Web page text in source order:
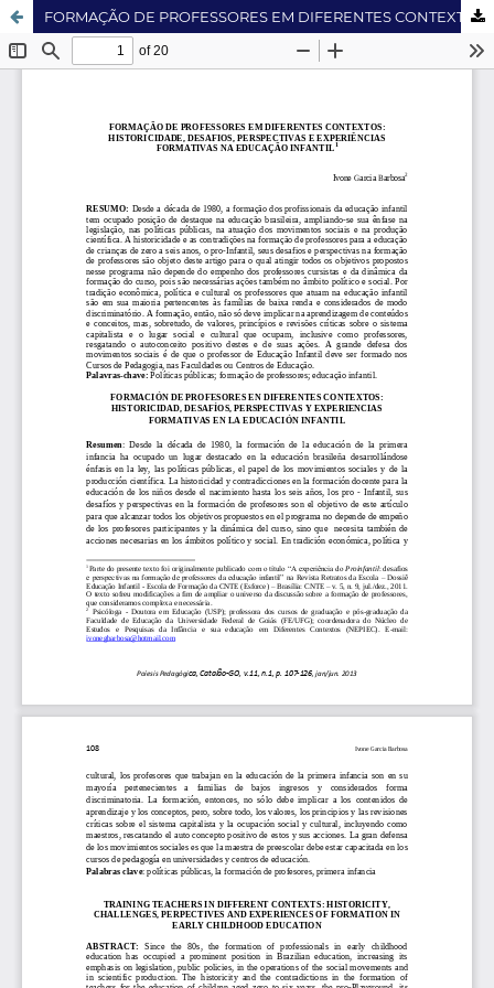
FORMAÇÃO DE PROFESSORES EM DIFERENTES CONTEXTOS: HISTORICIDADE, DESAFIOS, PERSPECTIVAS E EXPERIÊNCIAS FORMATIVAS NA EDUCAÇÃO INFANTIL